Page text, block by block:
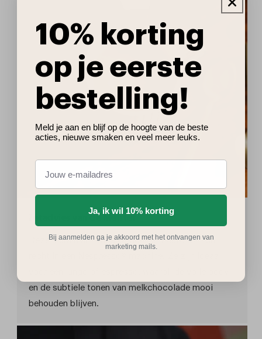
Zetadvies van de Meister
Deze aluminium cups komen het beste tot hun
en de subtiele tonen van melkchocolade mooi
behouden blijven.
10% korting
op je eerste
bestelling!
Meld je aan en blijf op de hoogte van de beste
acties, nieuwe smaken en veel meer leuks.
Ja, ik wil 10% korting
Bij aanmelden ga je akkoord met het ontvangen van
marketing mails.